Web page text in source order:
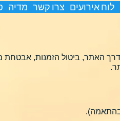
מדיה צרו קשר לוח אירועים
דרך האתר, ביטול הזמנות, אבטחת